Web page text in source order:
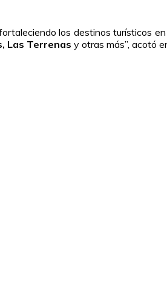
los destinos turísticos
Las Terrenas y otras más”, acotó